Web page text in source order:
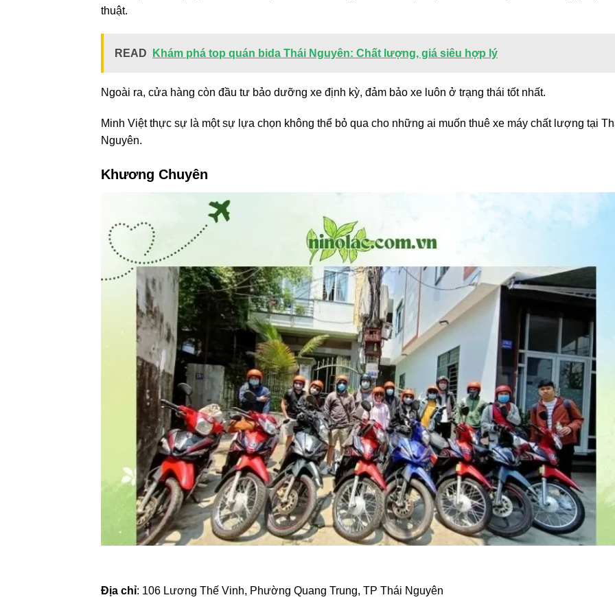
thuật.
READ Khám phá top quán bida Thái Nguyên: Chất lượng, giá siêu hợp lý
Ngoài ra, cửa hàng còn đầu tư bảo dưỡng xe định kỳ, đảm bảo xe luôn ở trạng thái tốt nhất.
Minh Việt thực sự là một sự lựa chọn không thể bỏ qua cho những ai muốn thuê xe máy chất lượng tại
Nguyên.
Khương Chuyên
Địa chỉ: 106 Lương Thế Vinh, Phường Quang Trung, TP Thái Nguyên